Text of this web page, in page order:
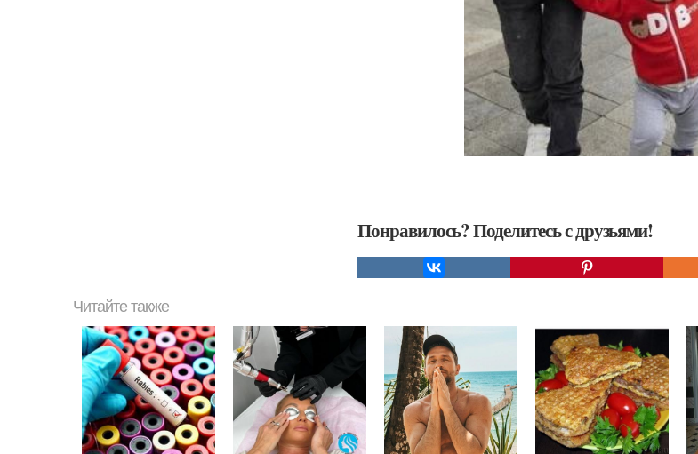
Понравилось? Поделитесь с друзьями!
Читайте также